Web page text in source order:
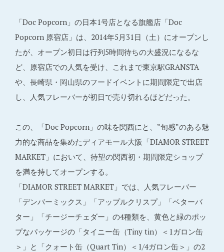
「Doc Popcorn」の日本1号店となる旗艦店「Doc
Popcorn 原宿店」は、2014年5月31日（土）にオープンし
たが、オープン初日は行列5時間待ちの大盛況になるな
ど、原宿店での人気を受け、これまで東京駅GRANSTA
や、長崎県・岡山県のフードイベントに期間限定で出店
し、人気フレーバーが初日で売り切れるほどだった。
この、「Doc Popcorn」の味を関西にと、”旬感”のある魅
力的な商品を集めたディアモール大阪「DIAMOR STREET
MARKET」において、待望の関西初・期間限定ショップ
を満を持してオープンする。
「DIAMOR STREET MARKET」では、人気フレーバー
「デンバーミックス」「アップルクリスプ」「ベターバ
ター」「チージーチェダー」の4種類を、黄色と緑のポッ
プなパッケージの「タイニー缶（Tiny tin）＜1ガロン缶
＞」と「クォート缶（Quart Tin）＜1/4ガロン缶＞」の2